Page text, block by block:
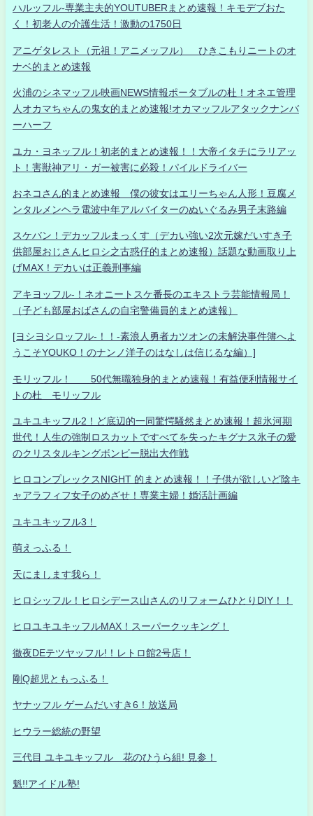
ハルッフル-専業主夫的YOUTUBERまとめ速報！キモデブおた
く！初老人の介護生活！激動の1750日
アニゲタレスト（元祖！アニメッフル） ひきこもりニートのオ
ナベ的まとめ速報
火浦のシネマッフル映画NEWS情報ポータブルの杜！オネエ管理
人オカマちゃんの鬼女的まとめ速報!オカマッフルアタックナンバ
ーハーフ
ユカ・ヨネッフル！初老的まとめ速報！！大帝イタチにラリアッ
ト！害獣神アリ・ガー被害に必殺！パイルドライバー
おネコさん的まとめ速報 僕の彼女はエリーちゃん人形！豆腐メ
ンタルメンヘラ電波中年アルバイターのぬいぐるみ男子末路編
スケバン！デカッフルまっくす（デカい強い2次元嫁だいすき子
供部屋おじさんヒロシ之古惑仔的まとめ速報）話題な動画取り上
げMAX！デカいは正義刑事編
アキヨッフル-！ネオニートスケ番長のエキストラ芸能情報局！
（子ども部屋おばさんの自宅警備員的まとめ速報）
[ヨシヨシロッフル-！！-素浪人勇者カツオンの未解決事件簿へよ
うこそYOUKO！のナンノ洋子のはなしは信じるな編）]
モリッフル！ 50代無職独身的まとめ速報！有益便利情報サイ
トの杜 モリッフル
ユキユキッフル2！ど底辺的一同驚愕騒然まとめ速報！超氷河期
世代！人生の強制ロスカットですべてを失ったキグナス氷子の愛
のクリスタルキングボンビー脱出大作戦
ヒロコンプレックスNIGHT 的まとめ速報！！子供が欲しいど陰キ
ャアラフィフ女子のめざせ！専業主婦！婚活計画編
ユキユキッフル3！
萌えっふる！
天にまします我ら！
ヒロシッフル！ヒロシデース山さんのリフォームひとりDIY！！
ヒロユキユキッフルMAX！スーパークッキング！
徹夜DEテツヤッフル!！レトロ館2号店！
剛Q超児ともっふる！
ヤナッフル ゲームだいすき6！放送局
ヒウラー総統の野望
三代目 ユキユキッフル 花のひうら組! 見参！
魁!!アイドル塾!